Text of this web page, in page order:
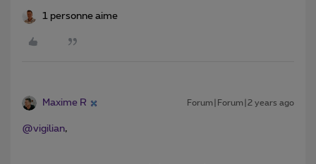
1 personne aime
Maxime R Forum|Forum|2 years ago
@vigilian,